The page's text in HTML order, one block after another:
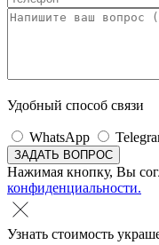
Удобный способ связи
WhatsApp
Нажимая кнопку, Вы
конфиденциальности.
Узнать стоимость